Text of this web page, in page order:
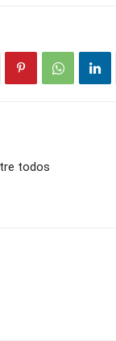
todos